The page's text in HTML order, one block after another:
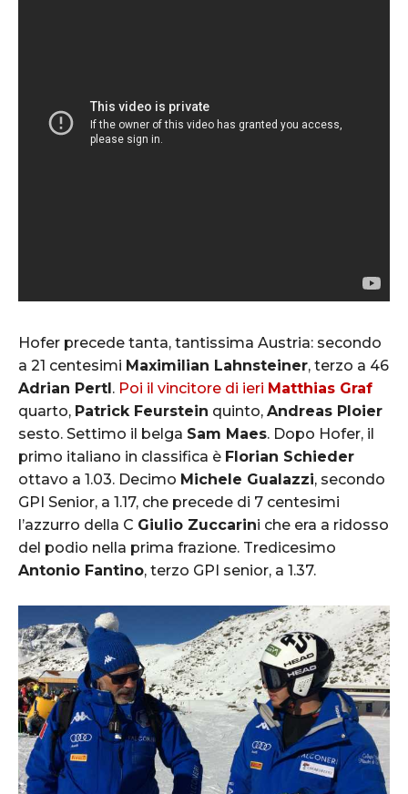
Hofer precede tanta, tantissima Austria: secondo
a 21 centesimi Maximilian Lahnsteiner, terzo a 46
Adrian Pertl . Poi il vincitore di ieri Matthias Graf
quarto, Patrick Feurstein quinto, Andreas Ploier
sesto. Settimo il belga Sam Maes. Dopo Hofer, il
primo italiano in classifica è Florian Schieder
ottavo a 1.03. Decimo Michele Gualazzi, secondo
GPI Senior, a 1.17, che precede di 7 centesimi
l’azzurro della C Giulio Zuccarini che era a ridosso
del podio nella prima frazione. Tredicesimo
Antonio Fantino, terzo GPI senior, a 1.37.